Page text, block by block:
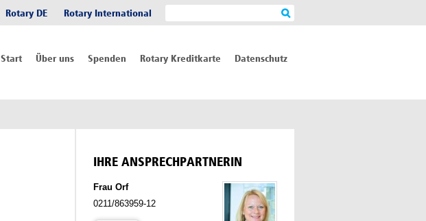
Rotary DE Rotary International
Start Über uns Spenden Rotary Kreditkarte Datenschutz
IHRE ANSPRECHPARTNERIN
Frau Orf
0211/863959-12